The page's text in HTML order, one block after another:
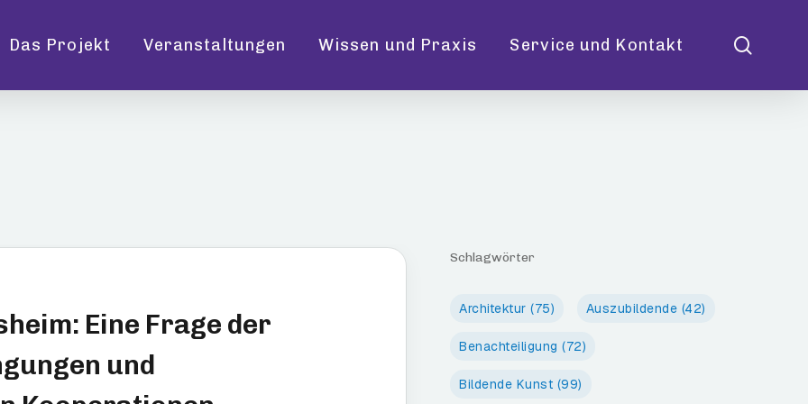
Das Projekt Veranstaltungen Wissen und Praxis Service und Kontakt
Eine Frage der
und
Schlagwörter
Architektur (75) Auszubildende (42)
Benachteiligung (72)
Bildende Kunst (99)